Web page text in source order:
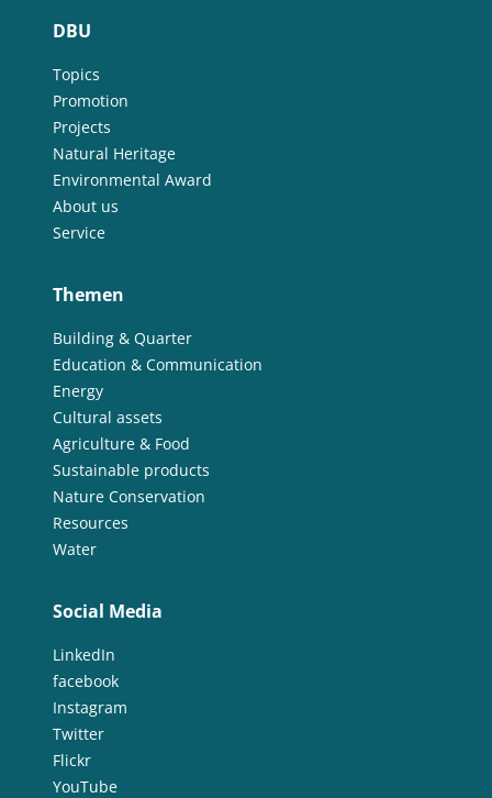
DBU
Topics
Promotion
Projects
Natural Heritage
Environmental Award
About us
Service
Themen
Building & Quarter
Education & Communication
Energy
Cultural assets
Agriculture & Food
Sustainable products
Nature Conservation
Resources
Water
Social Media
LinkedIn
facebook
Instagram
Twitter
Flickr
YouTube